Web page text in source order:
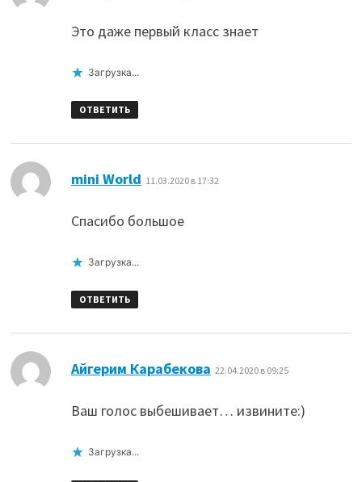
Это даже первый класс знает
Загрузка...
ОТВЕТИТЬ
mini World 11.03.2020 в 17:32
Спасибо большое
Загрузка...
ОТВЕТИТЬ
Айгерим Карабекова 22.04.2020 в 09:25
Ваш голос выбешивает… извините:)
Загрузка...